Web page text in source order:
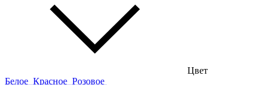
Цвет
Белое Красное Розовое